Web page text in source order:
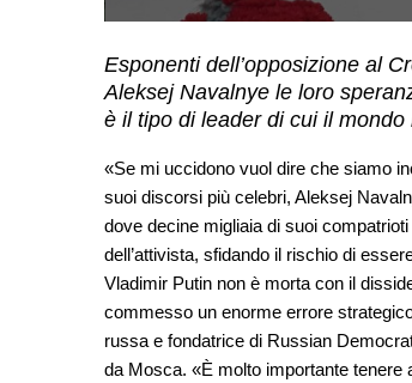
Esponenti dell’opposizione al
Aleksej Navalnye le loro
è il tipo di leader di cui il mondo
«Se mi uccidono vuol dire che siamo
suoi discorsi più celebri, Aleksej
dove decine migliaia di suoi
dell’attivista, sfidando il rischio di
Vladimir Putin non è morta con il
commesso un enorme errore
russa e fondatrice di Russian
da Mosca. «È molto importante tenere